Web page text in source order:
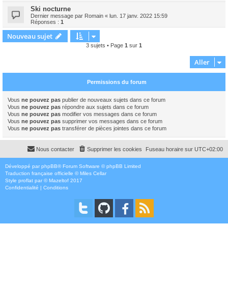
Ski nocturne
Dernier message par Romain « lun. 17 janv. 2022 15:59
Réponses : 1
Nouveau sujet
3 sujets • Page 1 sur 1
Aller
Permissions du forum
Vous ne pouvez pas publier de nouveaux sujets dans ce forum
Vous ne pouvez pas répondre aux sujets dans ce forum
Vous ne pouvez pas modifier vos messages dans ce forum
Vous ne pouvez pas supprimer vos messages dans ce forum
Vous ne pouvez pas transférer de pièces jointes dans ce forum
Fuseau horaire sur UTC+02:00
Supprimer les cookies
Nous contacter
Développé par phpBB® Forum Software © phpBB Limited
Traduction française officielle ©Miles Cellar
Style proflat par ©Mazeltof 2017
Confidentialité | Conditions